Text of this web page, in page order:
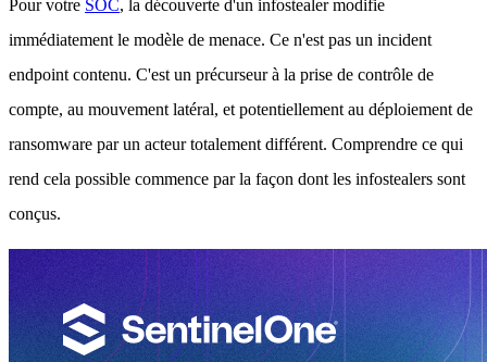
Pour votre SOC, la découverte d'un infostealer modifie
immédiatement le modèle de menace. Ce n'est pas un incident
endpoint contenu. C'est un précurseur à la prise de contrôle de
compte, au mouvement latéral, et potentiellement au déploiement de
ransomware par un acteur totalement différent. Comprendre ce qui
rend cela possible commence par la façon dont les infostealers sont
conçus.